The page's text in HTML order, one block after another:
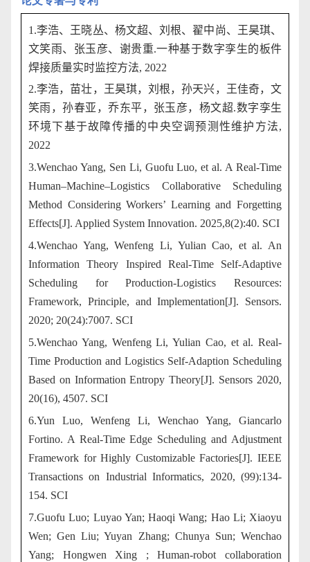
1.李浩、王晓丛、杨文超、刘根、翟中尚、王昊琪、
文笑雨、张玉彦、谢贵重.一种基于数字孪生的板件
焊接质量实时监控方法, 2022
2.李浩，苗壮，王昊琪，刘根，孙天兴，王佳奇，文
笑雨，孙春亚，乔东平，张玉彦，杨文超.数字孪生
环境下基于故障传播的中央空调预测性维护方法,
2022
3.Wenchao Yang, Sen Li, Guofu Luo, et al. A Real-Time
Human–Machine–Logistics Collaborative Scheduling
Method Considering Workers’ Learning and Forgetting
Effects[J]. Applied System Innovation. 2025,8(2):40. SCI
4.Wenchao Yang, Wenfeng Li, Yulian Cao, et al. An
Information Theory Inspired Real-Time Self-Adaptive
Scheduling for Production-Logistics Resources:
Framework, Principle, and Implementation[J]. Sensors.
2020; 20(24):7007. SCI
5.Wenchao Yang, Wenfeng Li, Yulian Cao, et al. Real-
Time Production and Logistics Self-Adaption Scheduling
Based on Information Entropy Theory[J]. Sensors 2020,
20(16), 4507. SCI
6.Yun Luo, Wenfeng Li, Wenchao Yang, Giancarlo
Fortino. A Real-Time Edge Scheduling and Adjustment
Framework for Highly Customizable Factories[J]. IEEE
Transactions on Industrial Informatics, 2020, (99):134-
154. SCI
7.Guofu Luo; Luyao Yan; Haoqi Wang; Hao Li; Xiaoyu
Wen; Gen Liu; Yuyan Zhang; Chunya Sun; Wenchao
Yang; Hongwen Xing ; Human-robot collaboration